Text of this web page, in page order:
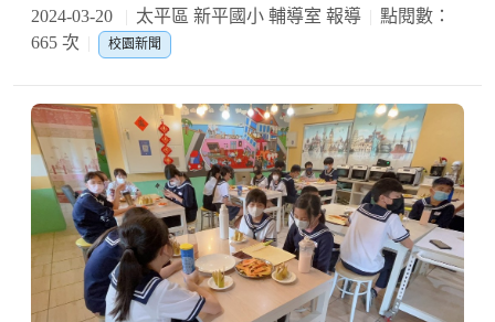
2024-03-20 太平區 新平國小 輔導室 報導
點閱數：
665 次
校園新聞